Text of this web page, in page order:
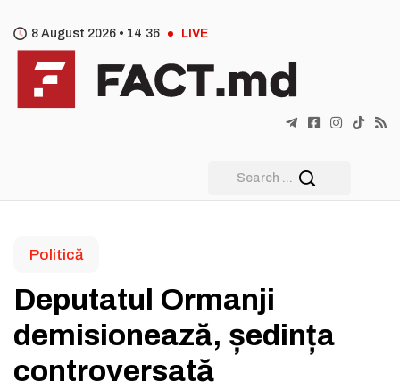
8 August 2026 • 14 36 LIVE
Politică
Deputatul Ormanji
demisionează, ședința
controversată